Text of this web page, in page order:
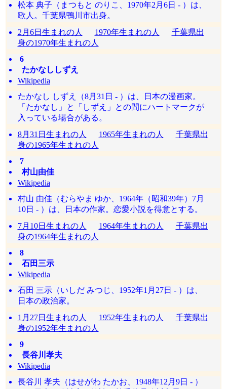
松本 典子（まつもと のりこ、1970年2月6日 - ）は、
歌人。千葉県鴨川市出身。
2月6日生まれの人
1970年生まれの人
千葉県出
身の1970年生まれの人
6
たかなししずえ
Wikipedia
たかなし しずえ（8月31日 - ）は、日本の漫画家。
「たかなし」と「しずえ」との間にハートマークが
入っている場合がある。
8月31日生まれの人
1965年生まれの人
千葉県出
身の1965年生まれの人
7
村山由佳
Wikipedia
村山 由佳（むらやま ゆか、1964年（昭和39年）7月
10日 - ）は、日本の作家。恋愛小説を得意とする。
7月10日生まれの人
1964年生まれの人
千葉県出
身の1964年生まれの人
8
石田三示
Wikipedia
石田 三示（いしだ みつじ、1952年1月27日 - ）は、
日本の政治家。
1月27日生まれの人
1952年生まれの人
千葉県出
身の1952年生まれの人
9
長谷川孝夫
Wikipedia
長谷川 孝夫（はせがわ たかお、1948年12月9日 - ）